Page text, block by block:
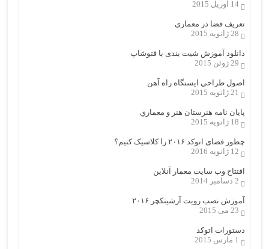
14 آوریل 2015
تعریف فضا در معماری
28 ژانویه 2015
دانلود آموزش شیت بندی با فتوشاپ
29 ژوئن 2015
اصول طراحي ایستگاه راه آهن
21 ژانویه 2015
پایان نامه هنرستان هنر و معماري
18 ژانویه 2015
چطور فضای اتوکد ۲۰۱۶ را کلاسیک کنیم؟
12 ژانویه 2016
افتتاح وب سایت معمار آنلاین
2 دسامبر 2014
آموزش نصب رویت آرشیتکچر ۲۰۱۶
23 می 2015
دستورات اتوکد
1 مارس 2015